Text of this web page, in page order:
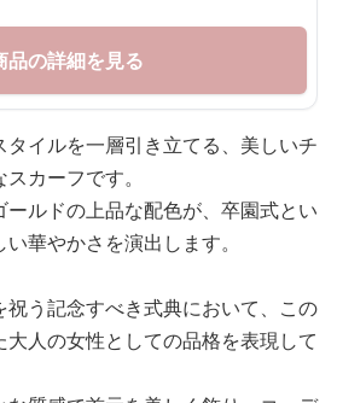
品の詳細を見る
イルを一層引き立てる、美しいチ
カーフです。
ールドの上品な配色が、卒園式とい
華やかさを演出します。
祝う記念すべき式典において、この
人の女性としての品格を表現して